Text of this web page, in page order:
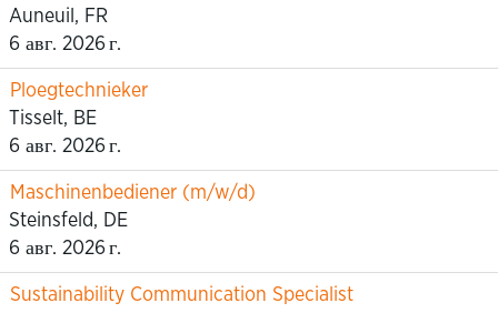
Auneuil, FR
6 авг. 2026 г.
Ploegtechnieker
Tisselt, BE
6 авг. 2026 г.
Maschinenbediener (m/w/d)
Steinsfeld, DE
6 авг. 2026 г.
Sustainability Communication Specialist